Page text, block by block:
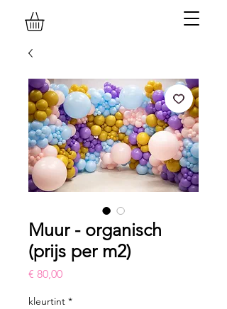
Muur - organisch
(prijs per m2)
€ 80,00Prijs
kleurtint *